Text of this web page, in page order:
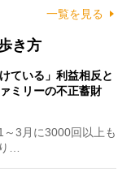
一覧を見る
き方
ている」利益相反と
ミリーの不正蓄財
3月に3000回以上も
…